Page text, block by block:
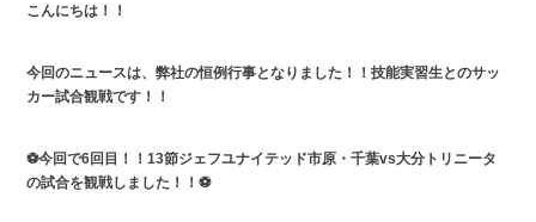
こんにちは！！
今回のニュースは、弊社の恒例行事となりました！！技能実習生とのサッ
カー試合観戦です！！
⚽今回で6回目！！13節ジェフユナイテッド市原・千葉vs大分トリニータ
の試合を観戦しました！！⚽